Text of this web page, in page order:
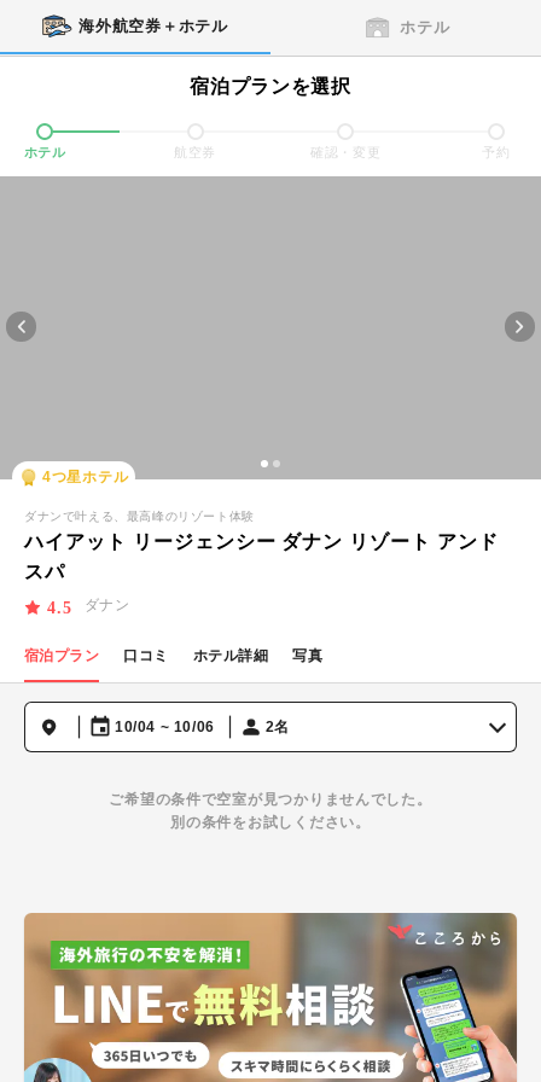
海外航空券＋ホテル ホテル
宿泊プランを選択
ホテル 航空券 確認・変更 予約
4つ星ホテル
ダナンで叶える、最高峰のリゾート体験
ハイアット リージェンシー ダナン リゾート アンド
スパ
4.5 ダナン
宿泊プラン 口コミ ホテル詳細 写真
10/04 ~ 10/06 2名
ご希望の条件で空室が見つかりませんでした。
別の条件をお試しください。